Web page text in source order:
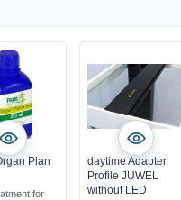
Plan
for
daytime Adapter
Profile JUWEL
without LED